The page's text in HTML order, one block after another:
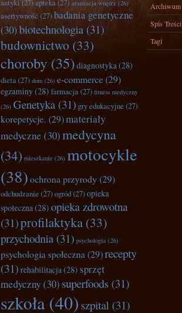
antyki(27)apteka(27) aranżacja wnętrz (26)
asertywność (27)badania genetyczne
(30)biotechnologia(31)
budownictwo (33)
choroby (35) diagnostyka(28)
dieta(27) dom (26) e-commerce(29)
egzaminy(28) farmacja(27) fitness medyczny
(26) Genetyka(31) gry edukacyjne (27)
korepetycje. (29)materiały
medyczne (30)medycyna
(34) mieszkanie (26) motocykle
(38)ochrona przyrody(29)
odchudzanie (27)ogród(27)opieka
społeczna(28) opieka zdrowotna
(31)profilaktyka(33)
przychodnia(31) psychologia (26)
psychologia społeczna (29)recepty
(31)rehabilitacja(28) sprzęt
medyczny(30) superfoods (31)
szkoła (40) szpital (31)
Archiwum
Spis Treści
Tagi